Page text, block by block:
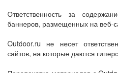
Ответственность за
баннеров, размещенных на веб-
Outdoor.ru не несет
сайтов, на которые даются